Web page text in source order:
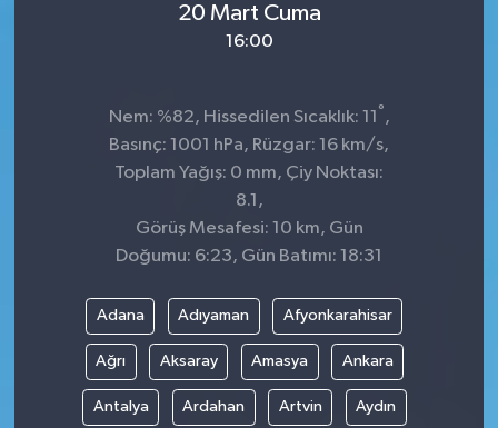
20 Mart Cuma
16:00
Nem: %82, Hissedilen Sıcaklık: 11 ° ,
Basınç: 1001 hPa, Rüzgar: 16 km/s,
Toplam Yağış: 0 mm, Çiy Noktası:
8.1,
Görüş Mesafesi: 10 km, Gün
Doğumu: 6:23, Gün Batımı: 18:31
Adana Adıyaman Afyonkarahisar
Ağrı Aksaray Amasya Ankara
Antalya Ardahan Artvin Aydın